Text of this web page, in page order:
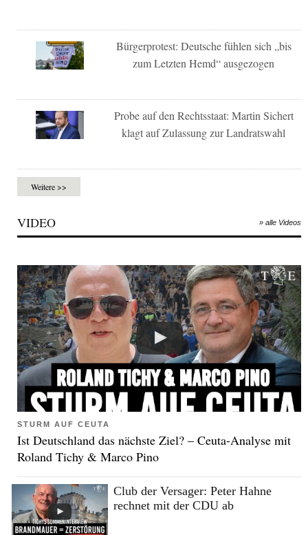
Bürgerprotest: Deutsche fühlen sich „bis
zum Letzten Hemd“ ausgezogen
Probe auf den Rechtsstaat: Martin Sichert
klagt auf Zulassung zur Landratswahl
Weitere >>
VIDEO » alle Videos
STURM AUF CEUTA
Ist Deutschland das nächste Ziel? – Ceuta-Analyse mit
Roland Tichy & Marco Pino
Club der Versager: Peter Hahne
rechnet mit der CDU ab